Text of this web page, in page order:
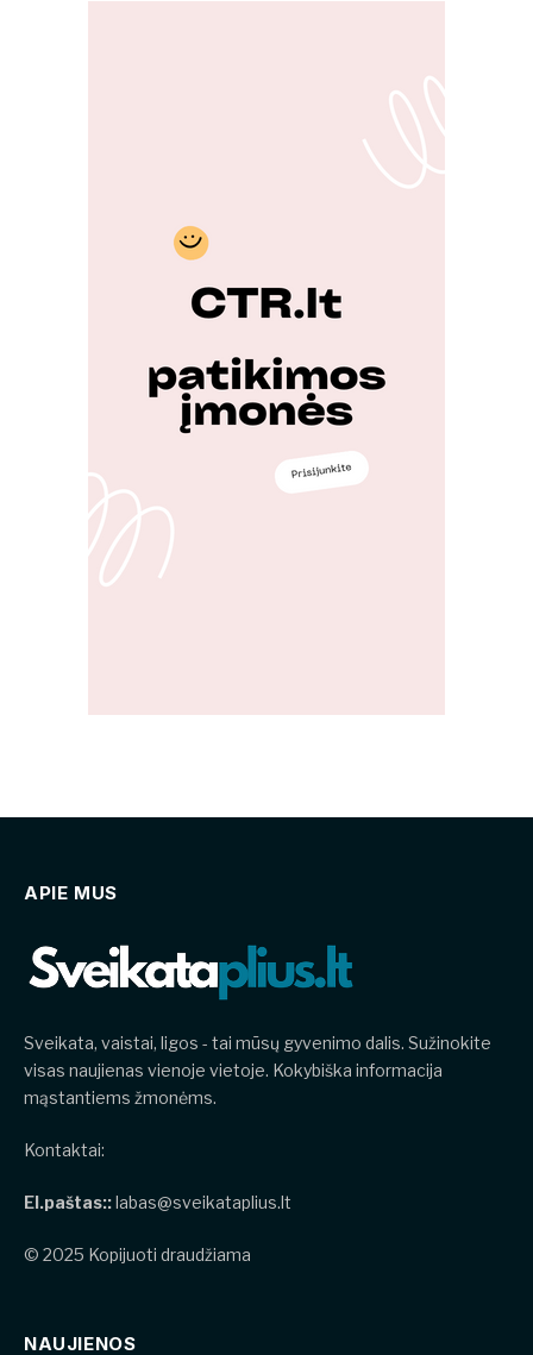
APIE MUS
Sveikata, vaistai, ligos - tai mūsų gyvenimo dalis. Sužinokite
visas naujienas vienoje vietoje. Kokybiška informacija
mąstantiems žmonėms.
Kontaktai:
El.paštas::labas@sveikataplius.lt
© 2025 Kopijuoti draudžiama
NAUJIENOS